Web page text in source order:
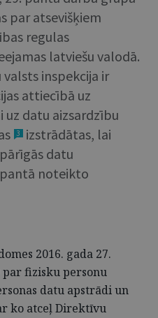
par atsevišķiem
regulas
latviešu valodā.
inspekcija ir
attiecībā uz
datu aizsardzību
3
izstrādātas, lai
datu
pantā noteikto
2016. gada 27.
par fizisku personu
datu apstrādi un
ko atceļ Direktīvu